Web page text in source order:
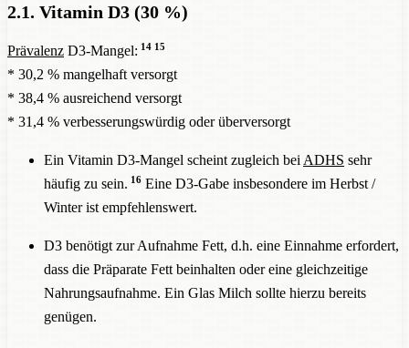
2.1. Vitamin D3 (30 %)
Prävalenz D3-Mangel: 14 15
* 30,2 % mangelhaft versorgt
* 38,4 % ausreichend versorgt
* 31,4 % verbesserungswürdig oder überversorgt
Ein Vitamin D3-Mangel scheint zugleich bei ADHS sehr
häufig zu sein. 16Eine D3-Gabe insbesondere im Herbst /
Winter ist empfehlenswert.
D3 benötigt zur Aufnahme Fett, d.h. eine Einnahme erfordert,
dass die Präparate Fett beinhalten oder eine gleichzeitige
Nahrungsaufnahme. Ein Glas Milch sollte hierzu bereits
genügen.